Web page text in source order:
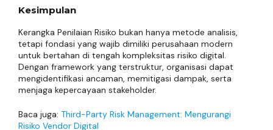
Kesimpulan
Kerangka Penilaian Risiko bukan hanya metode analisis,
tetapi fondasi yang wajib dimiliki perusahaan modern
untuk bertahan di tengah kompleksitas risiko digital.
Dengan framework yang terstruktur, organisasi dapat
mengidentifikasi ancaman, memitigasi dampak, serta
menjaga kepercayaan stakeholder.
Baca juga: Third-Party Risk Management: Mengurangi
Risiko Vendor Digital